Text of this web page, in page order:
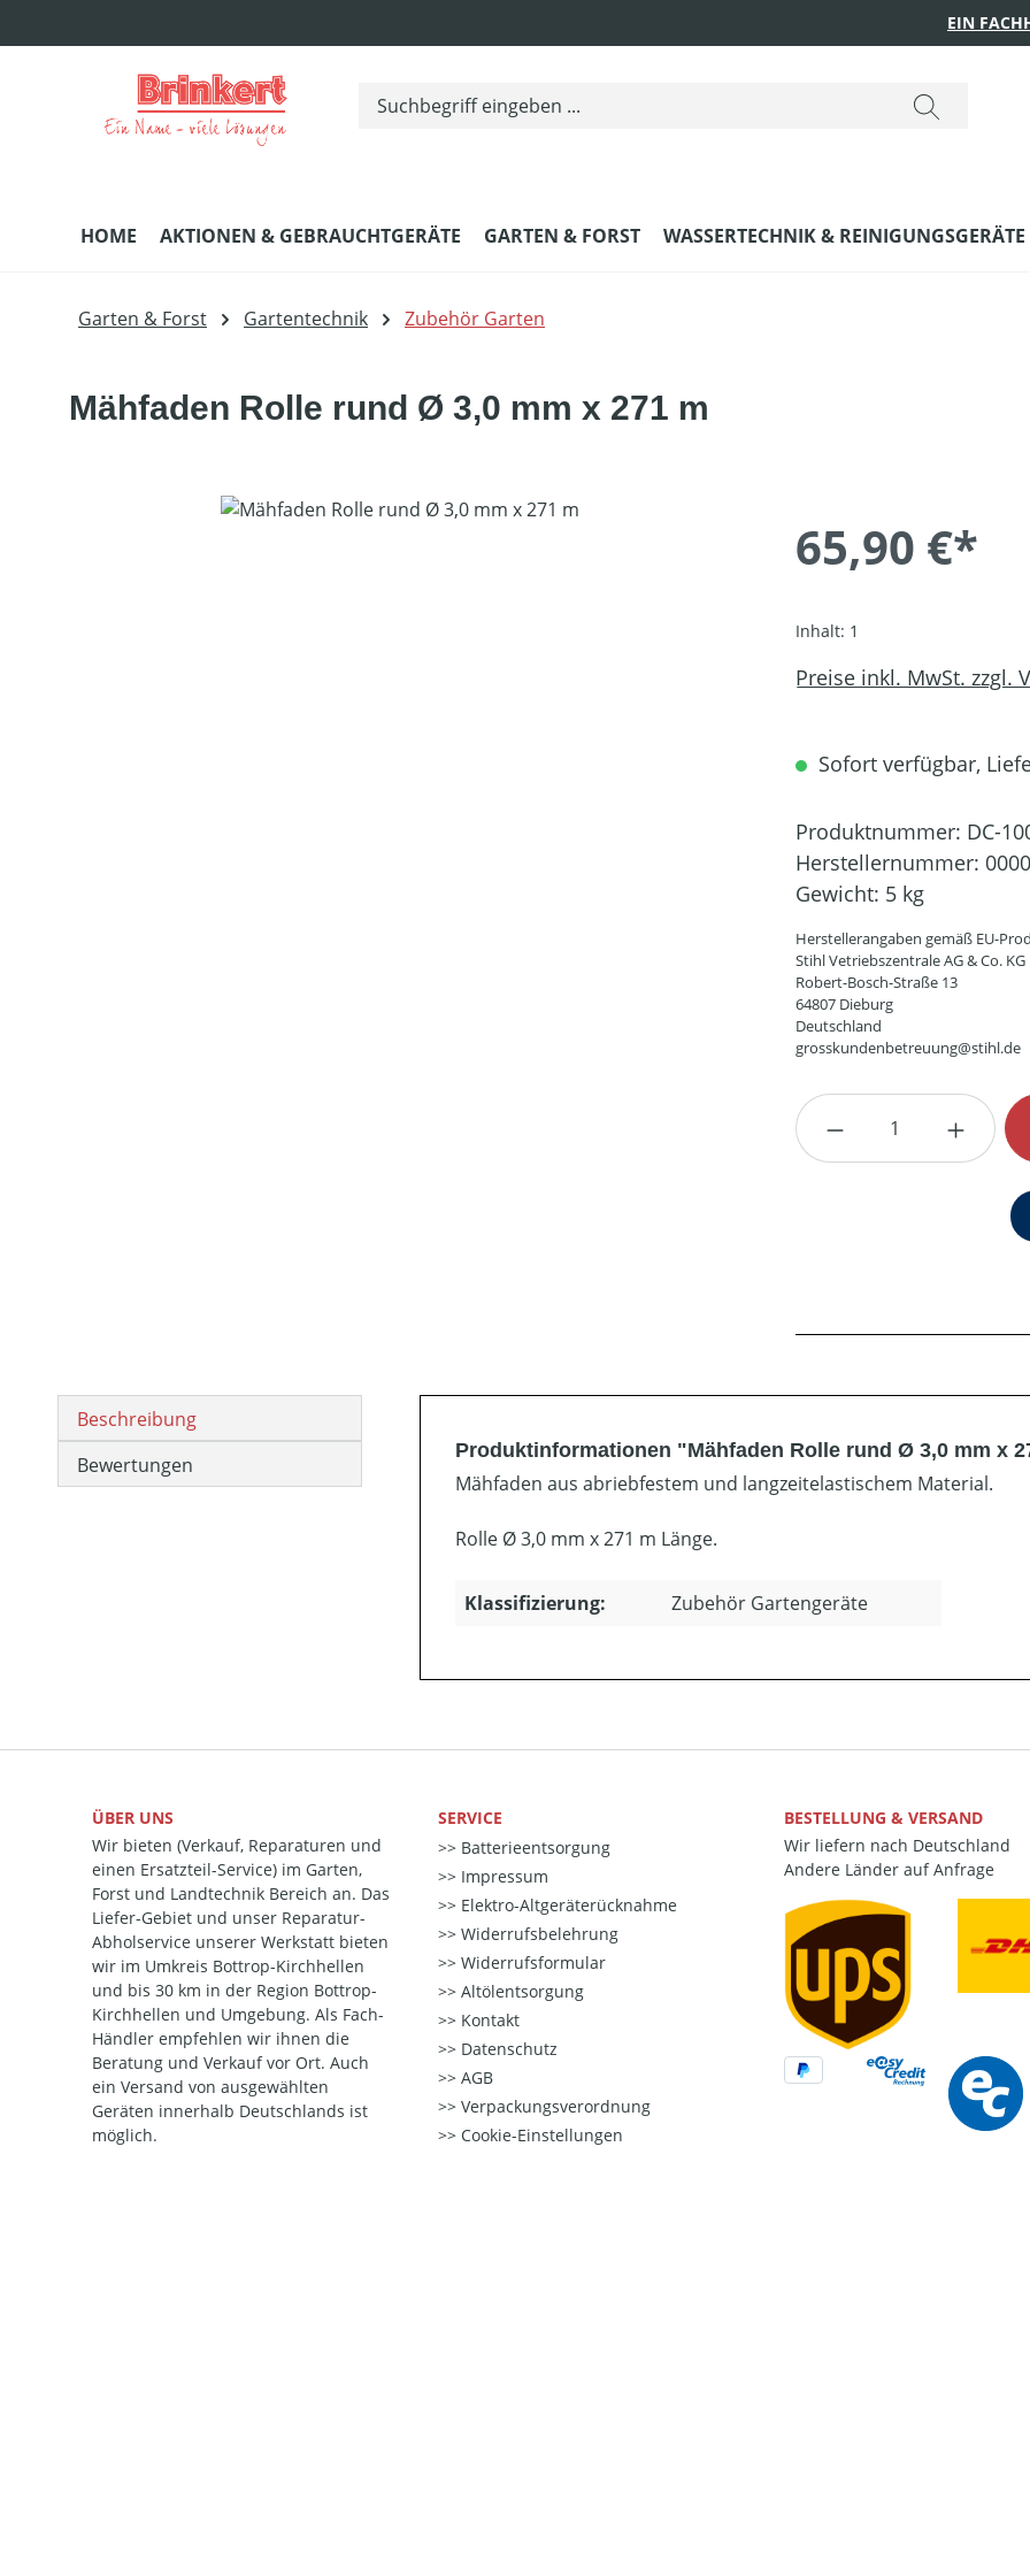
EIN
HOME AKTIONEN & GEBRAUCHTGERÄTE GARTEN & FORST WASSERTECHNIK & REINIGUNGSGERÄTE
Garten & Forst Gartentechnik Zubehör Garten
Mähfaden Rolle rund Ø 3,0 mm x 271 m
Bildergalerie überspringen
65,90 €*
Inhalt: 1
Preise inkl. MwSt. zzgl.
Sofort verfügbar,
Produktnummer: DC-
Herstellernummer:
Gewicht: 5 kg
Herstellerangaben gemäß EU-
Stihl Vetriebszentrale AG & Co. KG
Robert-Bosch-Straße 13
64807 Dieburg
Deutschland
grosskundenbetreuung@stihl.de
Produkt Anzahl:
Beschreibung
Bewertungen
Produktinformationen "Mähfaden Rolle rund Ø 3,0 mm x
Mähfaden aus abriebfestem und langzeitelastischem Material.
Rolle Ø 3,0 mm x 271 m Länge.
Klassifizierung: Zubehör Gartengeräte
ÜBER UNS
Wir bieten (Verkauf, Reparaturen und
einen Ersatzteil-Service) im Garten,
Forst und Landtechnik Bereich an. Das
Liefer-Gebiet und unser Reparatur-
Abholservice unserer Werkstatt bieten
wir im Umkreis Bottrop-Kirchhellen
und bis 30 km in der Region Bottrop-
Kirchhellen und Umgebung. Als Fach-
Händler empfehlen wir ihnen die
Beratung und Verkauf vor Ort. Auch
ein Versand von ausgewählten
Geräten innerhalb Deutschlands ist
möglich.
SERVICE
Batterieentsorgung
Impressum
Elektro-Altgeräterücknahme
Widerrufsbelehrung
Widerrufsformular
Altölentsorgung
Kontakt
Datenschutz
AGB
Verpackungsverordnung
Cookie-Einstellungen
BESTELLUNG & VERSAND
Wir liefern nach Deutschland
Andere Länder auf Anfrage